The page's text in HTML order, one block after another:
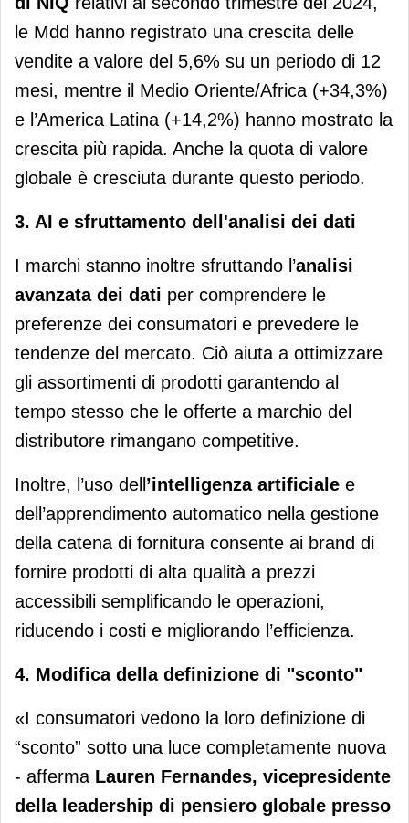
le Mdd hanno registrato una crescita delle
vendite a valore del 5,6% su un periodo di 12
mesi, mentre il Medio Oriente/Africa (+34,3%)
e l’America Latina (+14,2%) hanno mostrato la
crescita più rapida. Anche la quota di valore
globale è cresciuta durante questo periodo.
3. AI e sfruttamento dell'analisi dei dati
I marchi stanno inoltre sfruttando l’analisi
avanzata dei dati per comprendere le
preferenze dei consumatori e prevedere le
tendenze del mercato. Ciò aiuta a ottimizzare
gli assortimenti di prodotti garantendo al
tempo stesso che le offerte a marchio del
distributore rimangano competitive.
Inoltre, l’uso dell ’intelligenza artificiale e
dell’apprendimento automatico nella gestione
della catena di fornitura consente ai brand di
fornire prodotti di alta qualità a prezzi
accessibili semplificando le operazioni,
riducendo i costi e migliorando l’efficienza.
4. Modifica della definizione di "sconto"
«I consumatori vedono la loro definizione di
“sconto” sotto una luce completamente nuova
- afferma Lauren Fernandes, vicepresidente
della leadership di pensiero globale presso